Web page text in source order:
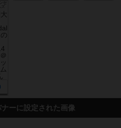
セ
ーに設定された画像